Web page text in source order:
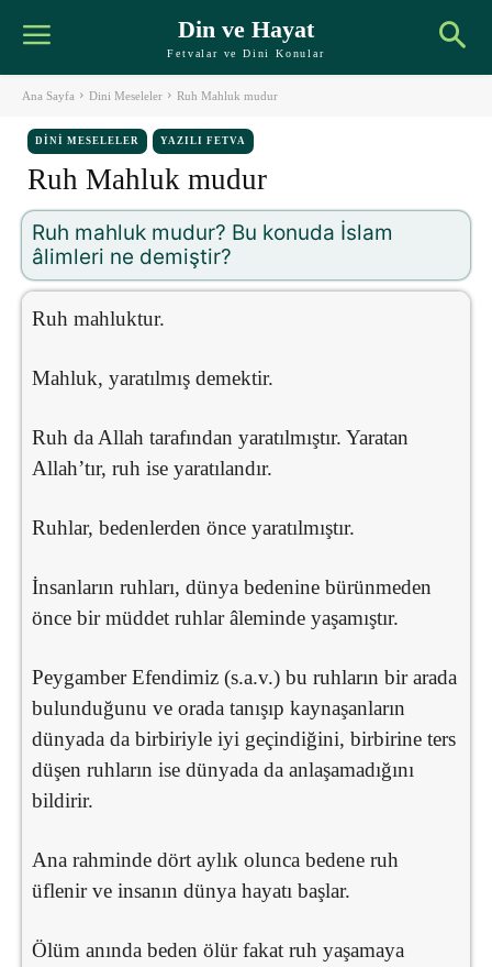
Din ve Hayat
Fetvalar ve Dini Konular
Ana Sayfa Dini Meseleler Ruh Mahluk mudur
DINI MESELELER YAZILI FETVA
Ruh Mahluk mudur
Ruh mahluk mudur? Bu konuda İslam
âlimleri ne demiştir?
Ruh mahluktur.
Mahluk, yaratılmış demektir.
Ruh da Allah tarafından yaratılmıştır. Yaratan
Allah’tır, ruh ise yaratılandır.
Ruhlar, bedenlerden önce yaratılmıştır.
İnsanların ruhları, dünya bedenine bürünmeden
önce bir müddet ruhlar âleminde yaşamıştır.
Peygamber Efendimiz (s.a.v.) bu ruhların bir arada
bulunduğunu ve orada tanışıp kaynaşanların
dünyada da birbiriyle iyi geçindiğini, birbirine ters
düşen ruhların ise dünyada da anlaşamadığını
bildirir.
Ana rahminde dört aylık olunca bedene ruh
üflenir ve insanın dünya hayatı başlar.
Ölüm anında beden ölür fakat ruh yaşamaya